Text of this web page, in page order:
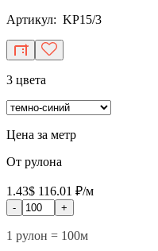
Артикул: KP15/3
3 цвета
Цена за метр
От рулона
1.43$ 116.01 ₽/м
- +
1 рулон = 100м